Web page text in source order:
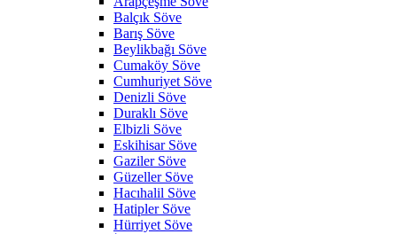
Balçık Söve
Barış Söve
Beylikbağı Söve
Cumaköy Söve
Cumhuriyet Söve
Denizli Söve
Duraklı Söve
Elbizli Söve
Eskihisar Söve
Gaziler Söve
Güzeller Söve
Hacıhalil Söve
Hatipler Söve
Hürriyet Söve